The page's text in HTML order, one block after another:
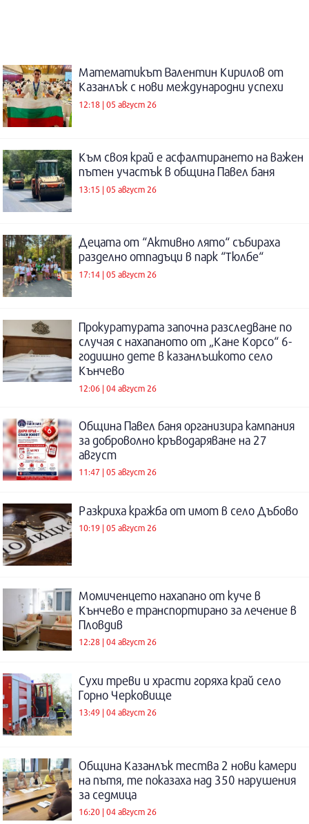
Математикът Валентин Кирилов от
Казанлък с нови международни успехи
12:18 | 05 август 26
Към своя край е асфалтирането на важен
пътен участък в община Павел баня
13:15 | 05 август 26
Децата от “Активно лято“ събираха
разделно отпадъци в парк “Тюлбе“
17:14 | 05 август 26
Прокуратурата започна разследване по
случая с нахапаното от „Кане Корсо“ 6-
годишно дете в казанлъшкото село
Кънчево
12:06 | 04 август 26
Община Павел баня организира кампания
за доброволно кръводаряване на 27
август
11:47 | 05 август 26
Разкриха кражба от имот в село Дъбово
10:19 | 05 август 26
Момиченцето нахапано от куче в
Кънчево е транспортирано за лечение в
Пловдив
12:28 | 04 август 26
Сухи треви и храсти горяха край село
Горно Черковище
13:49 | 04 август 26
Община Казанлък тества 2 нови камери
на пътя, те показаха над 350 нарушения
за седмица
16:20 | 04 август 26